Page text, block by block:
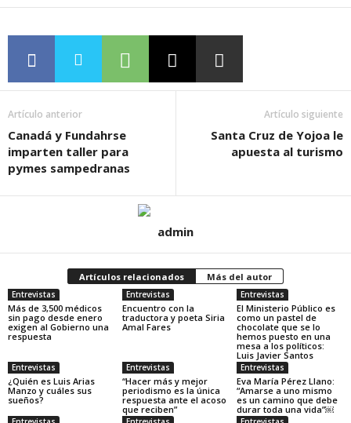
Artículo anterior
Canadá y Fundahrse
imparten taller para
pymes sampedranas
Artículo siguiente
Santa Cruz de Yojoa le
apuesta al turismo
admin
Artículos relacionados Más del autor
Entrevistas
Más de 3,500 médicos
sin pago desde enero
exigen al Gobierno una
respuesta
Entrevistas
Encuentro con la
traductora y poeta Siria
Amal Fares
Entrevistas
El Ministerio Público es
como un pastel de
chocolate que se lo
hemos puesto en una
mesa a los políticos:
Luis Javier Santos
Entrevistas
¿Quién es Luis Arias
Manzo y cuáles sus
sueños?
Entrevistas
“Hacer más y mejor
periodismo es la única
respuesta ante el acoso
que reciben”
Entrevistas
Eva María Pérez Llano:
“Amarse a uno mismo
es un camino que debe
durar toda una vida”￼